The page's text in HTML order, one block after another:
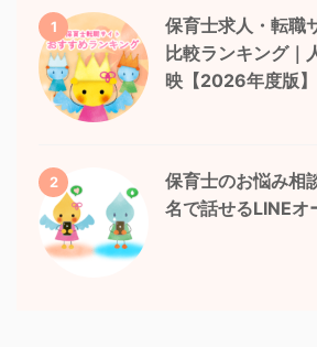
1
保育士求人・転職
比較ランキング｜
映【2026年度版】
2
保育士のお悩み相
名で話せるLINEオ